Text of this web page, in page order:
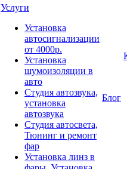
Услуги
Установка
автосигнализации
от 4000р.
Установка
шумоизоляции в
авто
Студия автозвука,
установка
автозвука
Студия автосвета,
Тюнинг и ремонт
фар
Установка линз в
Блог